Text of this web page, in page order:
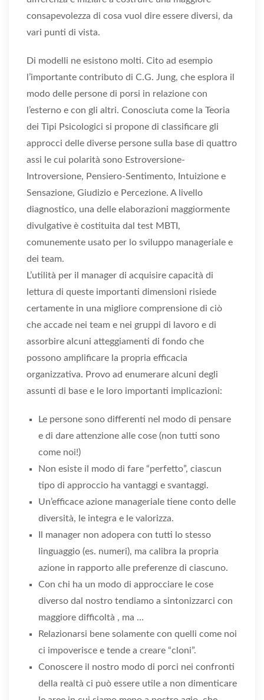
consapevolezza di cosa vuol dire essere diversi, da
vari punti di vista.
Di modelli ne esistono molti. Cito ad esempio
l’importante contributo di C.G. Jung, che esplora il
modo delle persone di porsi in relazione con
l’esterno e con gli altri. Conosciuta come la Teoria
dei Tipi Psicologici si propone di classificare gli
approcci delle diverse persone sulla base di quattro
assi le cui polarità sono Estroversione-
Introversione, Pensiero-Sentimento, Intuizione e
Sensazione, Giudizio e Percezione. A livello
diagnostico, una delle elaborazioni maggiormente
divulgative è costituita dal test MBTI,
comunemente usato per lo sviluppo manageriale e
dei team.
L’utilità per il manager di acquisire capacità di
lettura di queste importanti dimensioni risiede
certamente in una migliore comprensione di ciò
che accade nei team e nei gruppi di lavoro e di
assorbire alcuni atteggiamenti di fondo che
possono amplificare la propria efficacia
organizzativa. Provo ad enumerare alcuni degli
assunti di base e le loro importanti implicazioni:
Le persone sono differenti nel modo di pensare
e di dare attenzione alle cose (non tutti sono
come noi!)
Non esiste il modo di fare “perfetto”, ciascun
tipo di approccio ha vantaggi e svantaggi.
Un’efficace azione manageriale tiene conto delle
diversità, le integra e le valorizza.
Il manager non adopera con tutti lo stesso
linguaggio (es. numeri), ma calibra la propria
azione in rapporto alle preferenze di ciascuno.
Con chi ha un modo di approcciare le cose
diverso dal nostro tendiamo a sintonizzarci con
maggiore difficoltà , ma …
Relazionarsi bene solamente con quelli come noi
ci impoverisce e tende a creare “cloni”.
Conoscere il nostro modo di porci nei confronti
della realtà ci può essere utile a non dimenticare